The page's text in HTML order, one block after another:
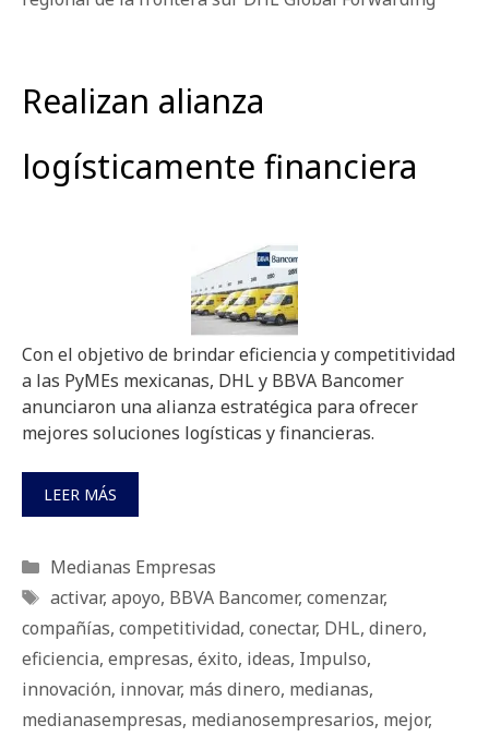
Realizan alianza
logísticamente financiera
Con el objetivo de brindar eficiencia y competitividad
a las PyMEs mexicanas, DHL y BBVA Bancomer
anunciaron una alianza estratégica para ofrecer
mejores soluciones logísticas y financieras.
LEER MÁS
Categorías
Medianas Empresas
Etiquetas
activar, apoyo, BBVA Bancomer, comenzar,
compañías, competitividad, conectar, DHL, dinero,
eficiencia, empresas, éxito, ideas, Impulso,
innovación, innovar, más dinero, medianas,
medianasempresas, medianosempresarios, mejor,